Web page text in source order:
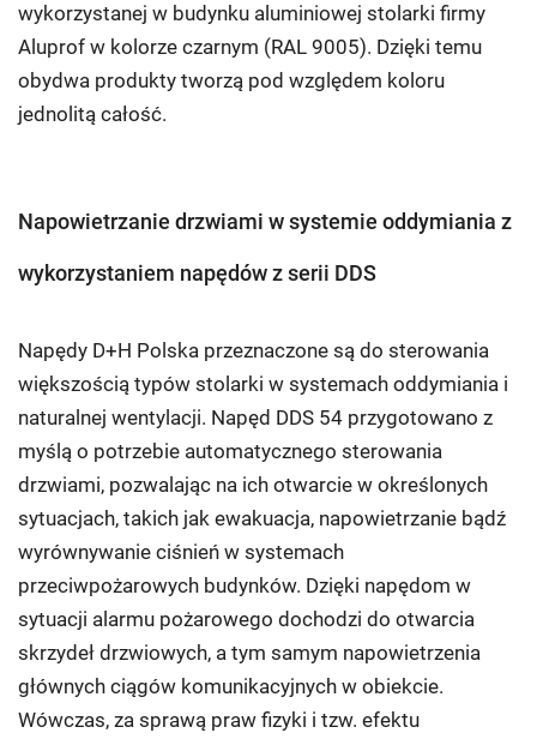
wykorzystanej w budynku aluminiowej stolarki firmy
Aluprof w kolorze czarnym (RAL 9005). Dzięki temu
obydwa produkty tworzą pod względem koloru
jednolitą całość.
Napowietrzanie drzwiami w systemie oddymiania z
wykorzystaniem napędów z serii DDS
Napędy D+H Polska przeznaczone są do sterowania
większością typów stolarki w systemach oddymiania i
naturalnej wentylacji. Napęd DDS 54 przygotowano z
myślą o potrzebie automatycznego sterowania
drzwiami, pozwalając na ich otwarcie w określonych
sytuacjach, takich jak ewakuacja, napowietrzanie bądź
wyrównywanie ciśnień w systemach
przeciwpożarowych budynków. Dzięki napędom w
sytuacji alarmu pożarowego dochodzi do otwarcia
skrzydeł drzwiowych, a tym samym napowietrzenia
głównych ciągów komunikacyjnych w obiekcie.
Wówczas, za sprawą praw fizyki i tzw. efektu